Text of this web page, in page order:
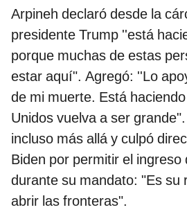
Arpineh declaró desde la
presidente Trump ''está
porque muchas de estas
estar aquí". Agregó: ''Lo
de mi muerte. Está
Unidos vuelva a ser
incluso más allá y culpó
Biden por permitir el ingreso
durante su mandato: "Es su
abrir las fronteras".